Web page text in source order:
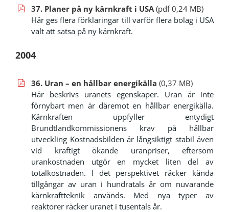
37. Planer på ny kärnkraft i USA (pdf 0,24 MB)
Här ges flera förklaringar till varför flera bolag i USA
valt att satsa på ny kärnkraft.
2004
36. Uran – en hållbar energikälla (0,37 MB)
Här beskrivs uranets egenskaper. Uran är inte
förnybart men är däremot en hållbar energikälla.
Kärnkraften uppfyller entydigt
Brundtlandkommissionens krav på hållbar
utveckling Kostnadsbilden är långsiktigt stabil även
vid kraftigt ökande uranpriser, eftersom
urankostnaden utgör en mycket liten del av
totalkostnaden. I det perspektivet räcker kända
tillgångar av uran i hundratals år om nuvarande
kärnkraftteknik används. Med nya typer av
reaktorer räcker uranet i tusentals år.